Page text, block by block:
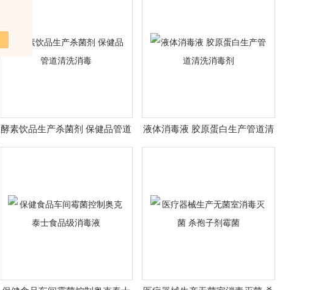
酵素饮品生产杀菌剂 保健品管道
清洗消毒
液体消毒液 胶原蛋白生产管道清
洗消毒剂